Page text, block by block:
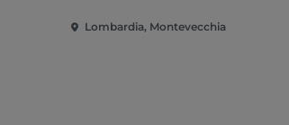
Lombardia, Montevecchia